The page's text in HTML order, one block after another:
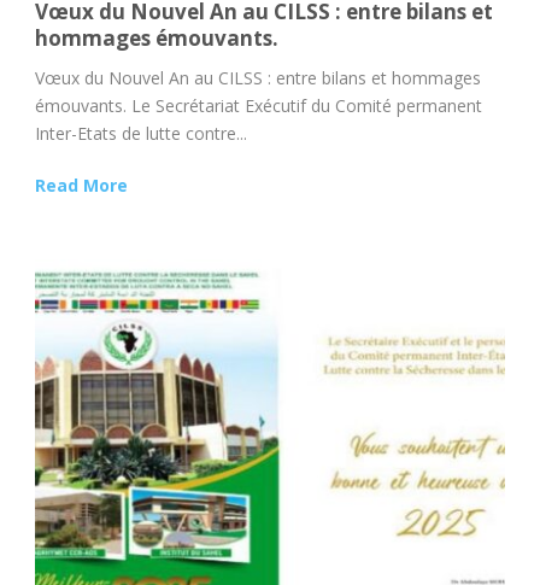
Vœux du Nouvel An au CILSS : entre bilans et
hommages émouvants.
Vœux du Nouvel An au CILSS : entre bilans et hommages
émouvants. Le Secrétariat Exécutif du Comité permanent
Inter-Etats de lutte contre...
Read More